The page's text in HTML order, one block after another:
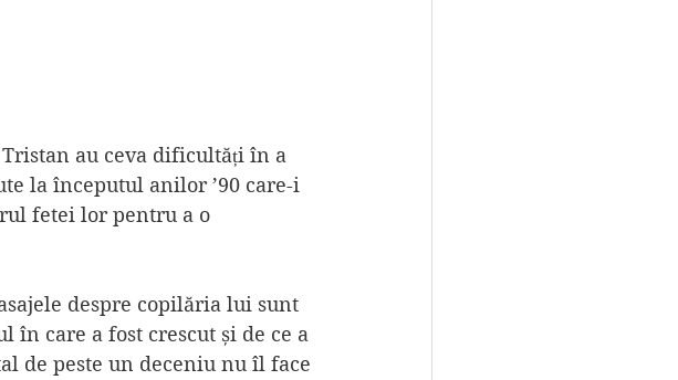
au ceva dificultăți în a
la începutul anilor ’90 care-i
fetei lor pentru a o
despre copilăria lui sunt
în care a fost crescut și de ce a
de peste un deceniu nu îl face